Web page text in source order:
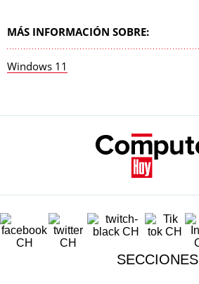
MÁS INFORMACIÓN SOBRE:
Windows 11
SECCIONES